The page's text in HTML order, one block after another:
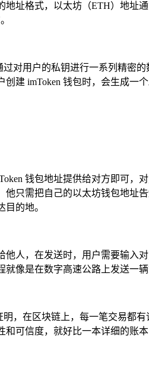
址格式，以太坊（ETH）地址
过对用户的私钥进行一系列精密
建 imToken 钱包时，会生成
钱包地址提供给对方即可
只需把自己的以太坊钱包地
的地。
他人，在发送时，用户需要输
像是在数字高速公路上发送一
，在区块链上，每一笔交易都
可信度，就好比一本详细的账